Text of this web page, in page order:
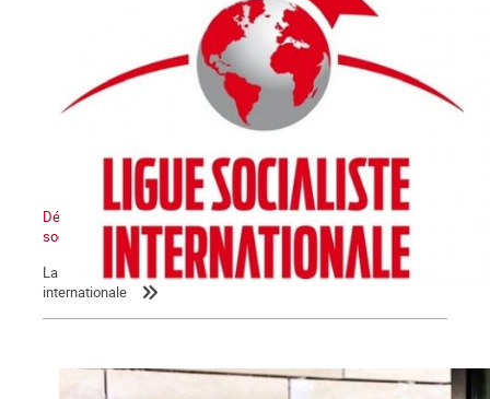
Déclaration de la LIS : L’Etat sioniste sera détruit, un Moyen-Orient
socialiste renaîtra de ses cendres
La Commune relaie la déclaration de la Ligue socialiste
internationale